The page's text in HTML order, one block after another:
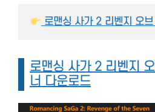
로맨싱 사가 2 리벤지 오
로맨싱 사가 2 리벤지
너 다운로드